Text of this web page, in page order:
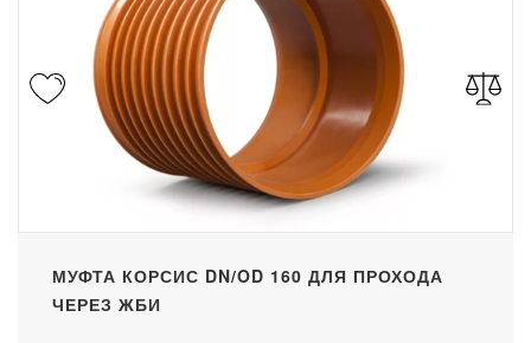
МУФТА КОРСИС DN/OD 160 ДЛЯ ПРОХОДА
ЧЕРЕЗ ЖБИ